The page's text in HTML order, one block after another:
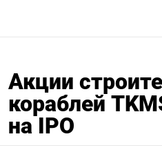
Акции
кораблей
на IPO